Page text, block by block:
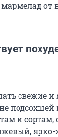
от
свежие и
и